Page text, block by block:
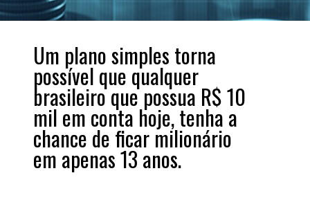
Um plano simples torna
possível que qualquer
brasileiro que possua R$ 10
mil em conta hoje, tenha a
chance de ficar milionário
em apenas 13 anos.